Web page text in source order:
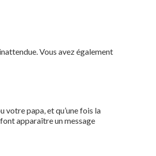
Vous avez également
votre papa, et qu’une fois la
apparaître un message